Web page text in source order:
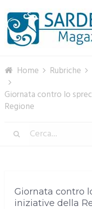
Home Rubriche
Giornata contro lo
Regione
Giornata contro
iniziative della